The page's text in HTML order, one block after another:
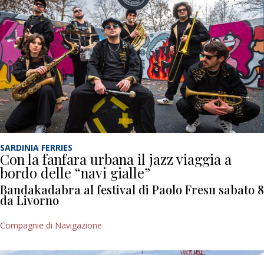
SARDINIA FERRIES
Con la fanfara urbana il jazz viaggia a
bordo delle “navi gialle”
Bandakadabra al festival di Paolo Fresu sabato 8
da Livorno
Compagnie di Navigazione